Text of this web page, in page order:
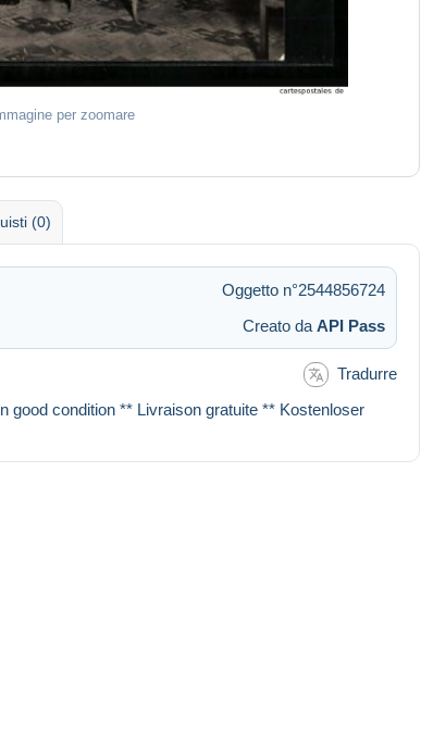
per zoomare
(0)
Oggetto n°2544856724
Creato da API Pass
Tradurre
good condition ** Livraison gratuite ** Kostenloser